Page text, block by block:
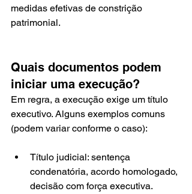
medidas efetivas de constrição
patrimonial.
Quais documentos podem
iniciar uma execução?
Em regra, a execução exige um título
executivo. Alguns exemplos comuns
(podem variar conforme o caso):
Título judicial: sentença
condenatória, acordo homologado,
decisão com força executiva.